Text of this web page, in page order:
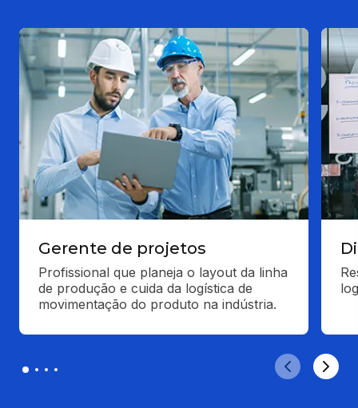
Gerente de projetos
Profissional que planeja o layout da linha
de produção e cuida da logística de
movimentação do produto na indústria.